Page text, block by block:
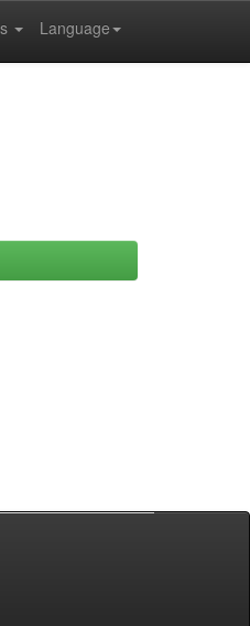
Language